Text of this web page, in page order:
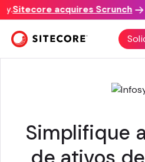
Sitecore acquires Scrunch
INFOSYS ACELERADOR
ATIVOS
Simplifique